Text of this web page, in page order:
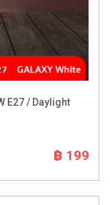
E27 / Daylight
฿ 199